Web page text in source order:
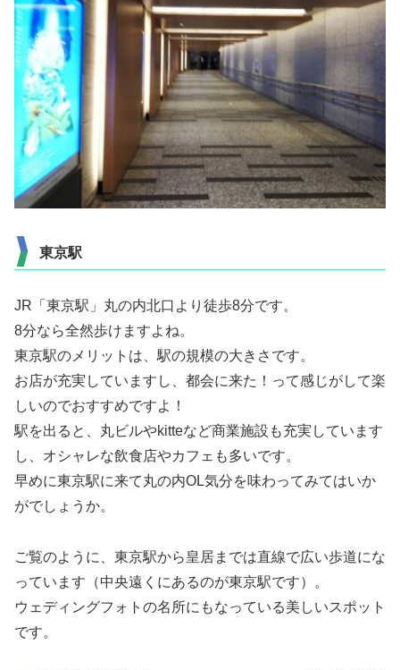
東京駅
JR「東京駅」丸の内北口より徒歩8分です。
8分なら全然歩けますよね。
東京駅のメリットは、駅の規模の大きさです。
お店が充実していますし、都会に来た！って感じがして楽
しいのでおすすめですよ！
駅を出ると、丸ビルやkitteなど商業施設も充実しています
し、オシャレな飲食店やカフェも多いです。
早めに東京駅に来て丸の内OL気分を味わってみてはいか
がでしょうか。
ご覧のように、東京駅から皇居までは直線で広い歩道にな
っています（中央遠くにあるのが東京駅です）。
ウェディングフォトの名所にもなっている美しいスポット
です。